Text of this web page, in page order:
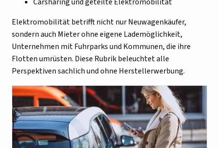
Elektromobilität betrifft nicht nur Neuwagenkäufer,
sondern auch Mieter ohne eigene Lademöglichkeit,
Unternehmen mit Fuhrparks und Kommunen, die ihre
Flotten umrüsten. Diese Rubrik beleuchtet alle
Perspektiven sachlich und ohne Herstellerwerbung.